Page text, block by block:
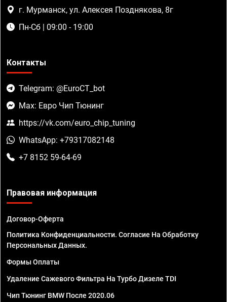
г. Мурманск, ул. Алексея Позднякова, 8г
Пн-Сб | 09:00 - 19:00
Контакты
Telegram: @EuroCT_bot
Max: Евро Чип Тюнинг
https://vk.com/euro_chip_tuning
WhatsApp: +79317082148
+7 8152 59-64-69
Правовая информация
Договор-Оферта
Политика Конфиденциальности. Согласие На Обработку
Персональных Данных.
Формы Оплаты
Удаление Сажевого Фильтра На Турбо Дизеле TDI
Чип Тюнинг BMW После 2020.06